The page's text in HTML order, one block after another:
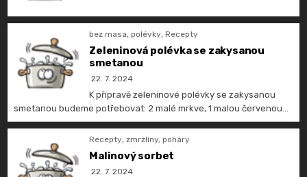
bez masa,polévky,Recepty
Zeleninová polévka se zakysanou
smetanou
22. 7. 2024
K přípravě zeleninové polévky se zakysanou
smetanou budeme potřebovat: 2 malé mrkve, 1 malou červenou…
Recepty,zmrzliny, poháry
Malinový sorbet
22. 7. 2024